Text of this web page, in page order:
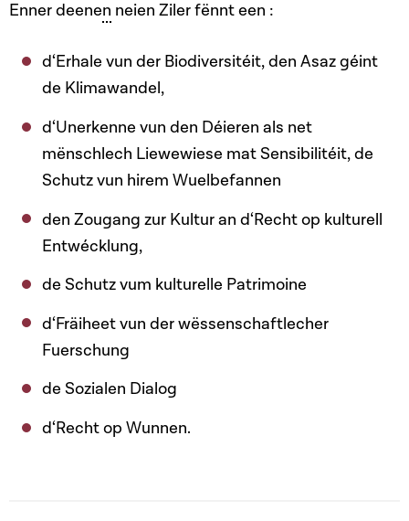
Enner deenen neien Ziler fënnt een :
d‘Erhale vun der Biodiversitéit, den Asaz géint
de Klimawandel,
d‘Unerkenne vun den Déieren als net
mënschlech Liewewiese mat Sensibilitéit, de
Schutz vun hirem Wuelbefannen
den Zougang zur Kultur an d‘Recht op kulturell
Entwécklung,
de Schutz vum kulturelle Patrimoine
d‘Fräiheet vun der wëssenschaftlecher
Fuerschung
de Sozialen Dialog
d‘Recht op Wunnen.